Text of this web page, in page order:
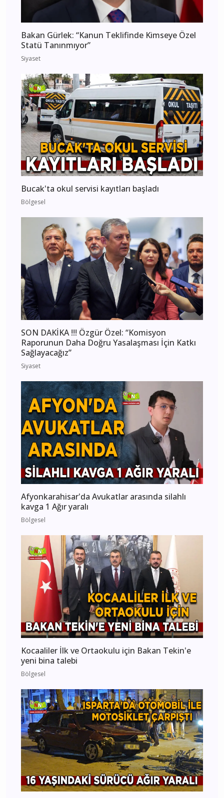
Bakan Gürlek: “Kanun Teklifinde Kimseye Özel
Statü Tanınmıyor”
Siyaset
Bucak'ta okul servisi kayıtları başladı
Bölgesel
SON DAKİKA !!! Özgür Özel: “Komisyon
Raporunun Daha Doğru Yasalaşması İçin Katkı
Sağlayacağız”
Siyaset
Afyonkarahisar'da Avukatlar arasında silahlı
kavga 1 Ağır yaralı
Bölgesel
Kocaaliler İlk ve Ortaokulu için Bakan Tekin'e
yeni bina talebi
Bölgesel